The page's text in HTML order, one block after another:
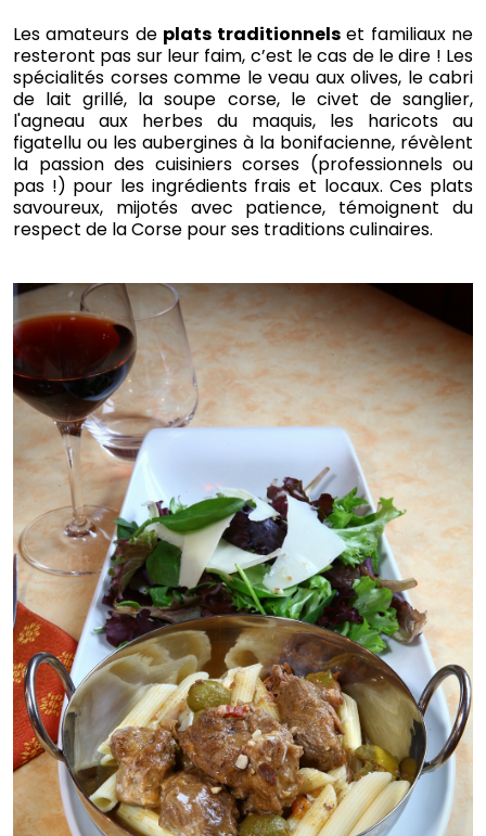
Les amateurs de plats traditionnelset familiaux ne
resteront pas sur leur faim, c’est le cas de le dire ! Les
spécialités corses comme le veau aux olives, le cabri
de lait grillé, la soupe corse, le civet de sanglier,
l'agneau aux herbes du maquis, les haricots au
figatellu ou les aubergines à la bonifacienne, révèlent
la passion des cuisiniers corses (professionnels ou
pas !) pour les ingrédients frais et locaux. Ces plats
savoureux, mijotés avec patience, témoignent du
respect de la Corse pour ses traditions culinaires.